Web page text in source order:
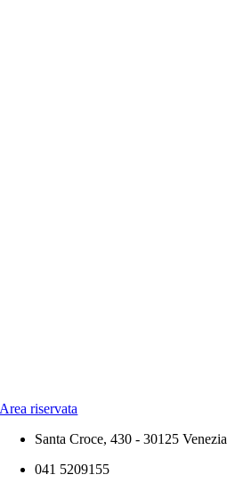
Area riservata
Santa Croce, 430 - 30125 Venezia
041 5209155